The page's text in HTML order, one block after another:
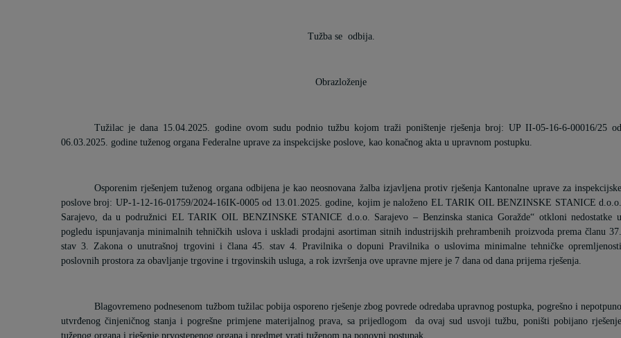
Tužba se odbija.
Obrazloženje
Tužilac je dana 15.04.2025. godine ovom sudu podnio tužbu kojom traži poništenje rješenja broj: UP II-05-16-6-00016/25 od
06.03.2025. godine tuženog organa Federalne uprave za inspekcijske poslove, kao konačnog akta u upravnom postupku.
Osporenim rješenjem tuženog organa odbijena je kao neosnovana žalba izjavljena protiv rješenja Kantonalne uprave za inspekcijske
poslove broj: UP-1-12-16-01759/2024-16IK-0005 od 13.01.2025. godine, kojim je naloženo EL TARIK OIL BENZINSKE STANICE d.o.o.
Sarajevo, da u podružnici EL TARIK OIL BENZINSKE STANICE d.o.o. Sarajevo – Benzinska stanica Goražde“ otkloni nedostatke u
pogledu ispunjavanja minimalnih tehničkih uslova i uskladi prodajni asortiman sitnih industrijskih prehrambenih proizvoda prema članu 37.
stav 3. Zakona o unutrašnoj trgovini i člana 45. stav 4. Pravilnika o dopuni Pravilnika o uslovima minimalne tehničke opremljenosti
poslovnih prostora za obavljanje trgovine i trgovinskih usluga, a rok izvršenja ove upravne mjere je 7 dana od dana prijema rješenja.
Blagovremeno podnesenom tužbom tužilac pobija osporeno rješenje zbog povrede odredaba upravnog postupka, pogrešno i nepotpuno
utvrđenog činjeničnog stanja i pogrešne primjene materijalnog prava, sa prijedlogom
da ovaj sud usvoji tužbu, poništi pobijano rješenje
tuženog organa i rješenje prvostepenog organa i predmet vrati tuženom na ponovni postupak.